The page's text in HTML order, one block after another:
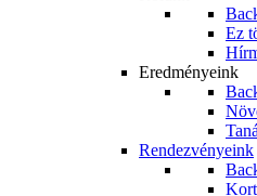
Ez
Eredményeink
Rendezvényeink